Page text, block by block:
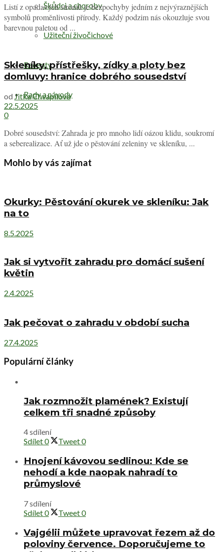
Škůdci a choroby
Užiteční živočichové
Recepty
Rady a návody
Listí z opadavých stromů je bezpochyby jedním z nejvýraznějších
symbolů proměnlivosti přírody. Každý podzim nás okouzluje svou
barevnou paletou od ...
Skleníky, přístřešky, zídky a ploty bez
domluvy: hranice dobrého sousedství
od Jitka Chvapilova
22.5.2025
0
Dobré sousedství: Zahrada je pro mnoho lidí oázou klidu, soukromí
a seberealizace. Ať už jde o pěstování zeleniny ve skleníku, ...
Mohlo by vás zajímat
Okurky: Pěstování okurek ve skleníku: Jak
na to
8.5.2025
Jak si vytvořit zahradu pro domácí sušení
květin
2.4.2025
Jak pečovat o zahradu v období sucha
27.4.2025
Populární články
Jak rozmnožit plamének? Existují
celkem tři snadné způsoby
4 sdílení
Sdílet0 Tweet0
Hnojení kávovou sedlinou: Kde se
nehodí a kde naopak nahradí to
průmyslové
7 sdílení
Sdílet0 Tweet0
Vajgélii můžete upravovat řezem až do
poloviny července. Doporučujeme to